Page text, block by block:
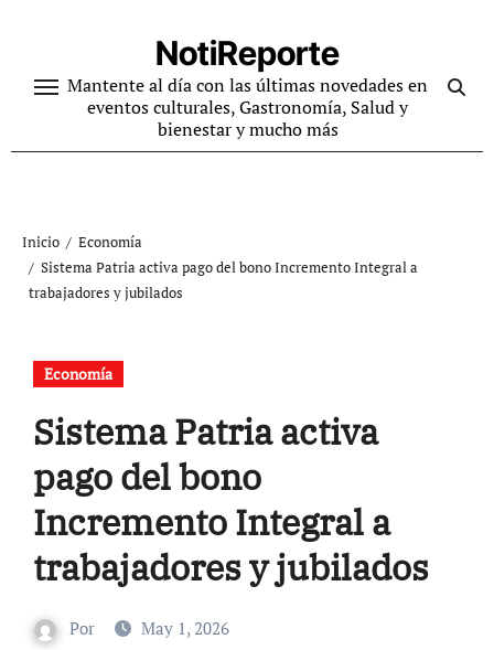
contenido
NotiReporte
Mantente al día con las últimas novedades en
eventos culturales, Gastronomía, Salud y
bienestar y mucho más
Inicio
Economía
Sistema Patria activa pago del bono Incremento Integral a
trabajadores y jubilados
Economía
Sistema Patria activa
pago del bono
Incremento Integral a
trabajadores y jubilados
Por May 1, 2026